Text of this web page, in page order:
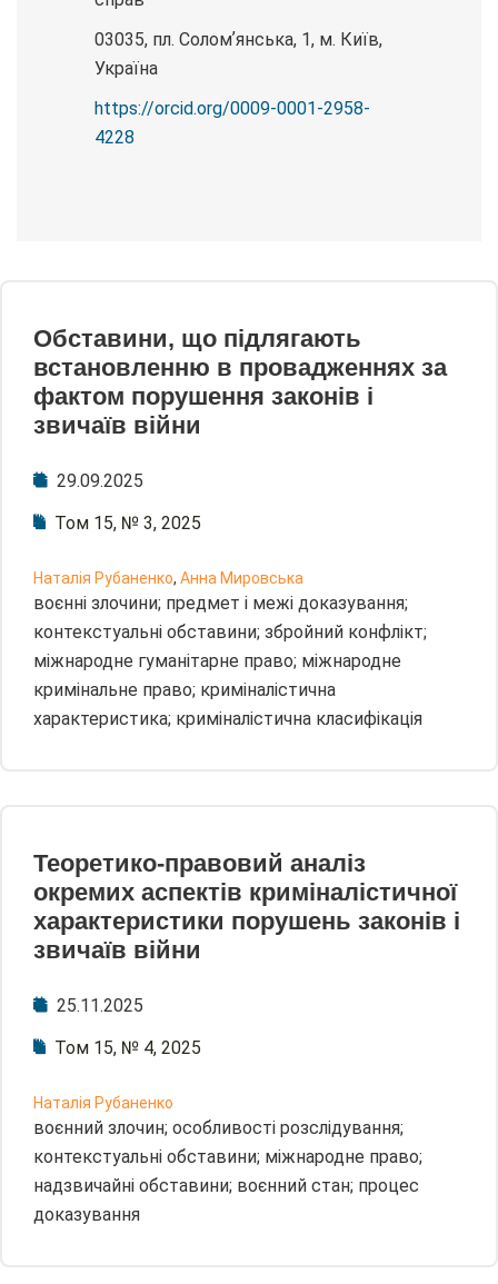
03035, пл. Соломʼянська, 1, м. Київ,
Україна
https://orcid.org/0009-0001-2958-
4228
Обставини, що підлягають
встановленню в провадженнях за
фактом порушення законів і
звичаїв війни
29.09.2025
Том 15, № 3, 2025
Наталія Рубаненко, Анна Мировська
воєнні злочини; предмет і межі доказування;
контекстуальні обставини; збройний конфлікт;
міжнародне гуманітарне право; міжнародне
кримінальне право; криміналістична
характеристика; криміналістична класифікація
Теоретико-правовий аналіз
окремих аспектів криміналістичної
характеристики порушень законів і
звичаїв війни
25.11.2025
Том 15, № 4, 2025
Наталія Рубаненко
воєнний злочин; особливості розслідування;
контекстуальні обставини; міжнародне право;
надзвичайні обставини; воєнний стан; процес
доказування